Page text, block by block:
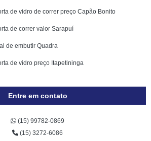
de vidro de correr preço Capão Bonito
de correr valor Sarapuí
de embutir Quadra
de vidro preço Itapetininga
Entre em contato
(15) 99782-0869
(15) 3272-6086